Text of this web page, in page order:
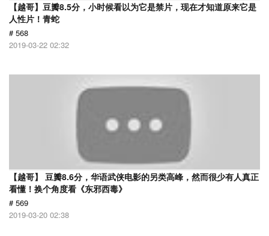
【越哥】豆瓣8.5分，小时候看以为它是禁片，现在才知道原来它是
人性片！青蛇
# 568
2019-03-22 02:32
【越哥】 豆瓣8.6分，华语武侠电影的另类高峰，然而很少有人真正
看懂！换个角度看《东邪西毒》
# 569
2019-03-20 02:38